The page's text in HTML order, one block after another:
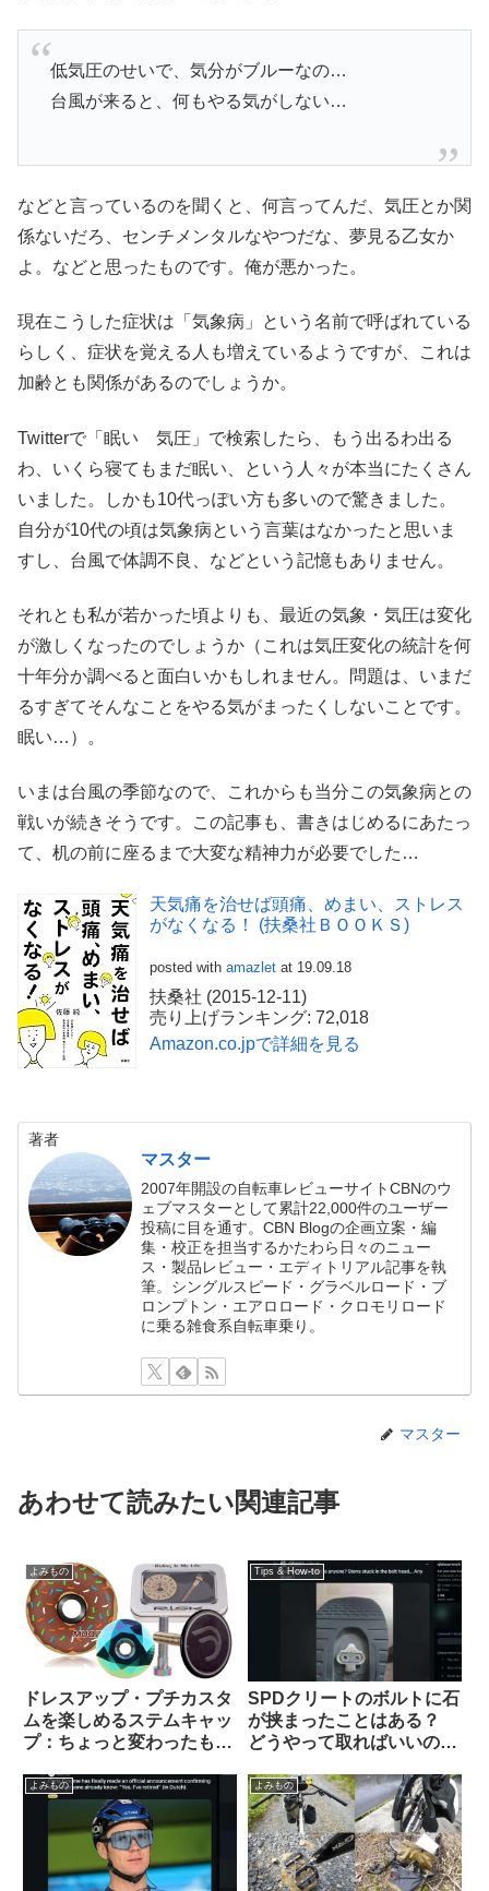
低気圧のせいで、気分がブルーなの…
台風が来ると、何もやる気がしない…
などと言っているのを聞くと、何言ってんだ、気圧とか関
係ないだろ、センチメンタルなやつだな、夢見る乙女か
よ。などと思ったものです。俺が悪かった。
現在こうした症状は「気象病」という名前で呼ばれている
らしく、症状を覚える人も増えているようですが、これは
加齢とも関係があるのでしょうか。
Twitterで「眠い 気圧」で検索したら、もう出るわ出る
わ、いくら寝てもまだ眠い、という人々が本当にたくさん
いました。しかも10代っぽい方も多いので驚きました。
自分が10代の頃は気象病という言葉はなかったと思いま
すし、台風で体調不良、などという記憶もありません。
それとも私が若かった頃よりも、最近の気象・気圧は変化
が激しくなったのでしょうか（これは気圧変化の統計を何
十年分か調べると面白いかもしれません。問題は、いまだ
るすぎてそんなことをやる気がまったくしないことです。
眠い…）。
いまは台風の季節なので、これからも当分この気象病との
戦いが続きそうです。この記事も、書きはじめるにあたっ
て、机の前に座るまで大変な精神力が必要でした…
天気痛を治せば頭痛、めまい、ストレス
がなくなる！ (扶桑社ＢＯＯＫＳ)
posted with amazlet at 19.09.18
扶桑社 (2015-12-11)
売り上げランキング: 72,018
Amazon.co.jpで詳細を見る
著者
マスター
2007年開設の自転車レビューサイトCBNのウ
ェブマスターとして累計22,000件のユーザー
投稿に目を通す。CBN Blogの企画立案・編
集・校正を担当するかたわら日々のニュー
ス・製品レビュー・エディトリアル記事を執
筆。シングルスピード・グラベルロード・ブ
ロンプトン・エアロロード・クロモリロード
に乗る雑食系自転車乗り。
マスター
あわせて読みたい関連記事
よみもの
ドレスアップ・プチカスタ
ムを楽しめるステムキャッ
プ：ちょっと変わったもの
た【ギフトにも好適】
Tips & How-to
SPDクリートのボルトに石
が挟まったことはある？
どうやって取ればいいの？
よみもの よみもの